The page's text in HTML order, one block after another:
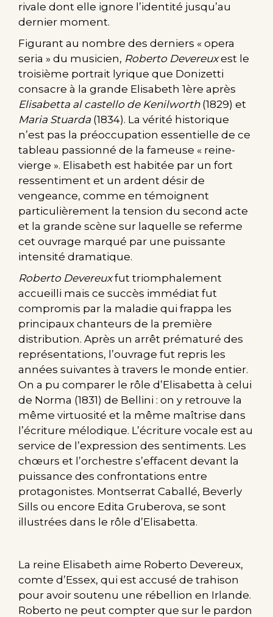
rivale dont elle ignore l’identité jusqu’au
dernier moment.
Figurant au nombre des derniers « opera
seria » du musicien, Roberto Devereuxest le
troisième portrait lyrique que Donizetti
consacre à la grande Elisabeth 1ère après
Elisabetta al castello de Kenilworth(1829) et
Maria Stuarda (1834). La vérité historique
n’est pas la préoccupation essentielle de ce
tableau passionné de la fameuse « reine-
vierge ». Elisabeth est habitée par un fort
ressentiment et un ardent désir de
vengeance, comme en témoignent
particulièrement la tension du second acte
et la grande scène sur laquelle se referme
cet ouvrage marqué par une puissante
intensité dramatique.
Roberto Devereuxfut triomphalement
accueilli mais ce succès immédiat fut
compromis par la maladie qui frappa les
principaux chanteurs de la première
distribution. Après un arrêt prématuré des
représentations, l’ouvrage fut repris les
années suivantes à travers le monde entier.
On a pu comparer le rôle d’Elisabetta à celui
de Norma (1831) de Bellini : on y retrouve la
même virtuosité et la même maîtrise dans
l’écriture mélodique. L’écriture vocale est au
service de l’expression des sentiments. Les
chœurs et l’orchestre s’effacent devant la
puissance des confrontations entre
protagonistes. Montserrat Caballé, Beverly
Sills ou encore Edita Gruberova, se sont
illustrées dans le rôle d’Elisabetta.
La reine Elisabeth aime Roberto Devereux,
comte d’Essex, qui est accusé de trahison
pour avoir soutenu une rébellion en Irlande.
Roberto ne peut compter que sur le pardon